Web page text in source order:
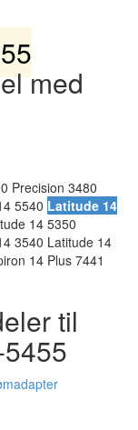
med
Precision 3480
5540 Latitude 14
14 5350
3540 Latitude 14
14 Plus 7441
til